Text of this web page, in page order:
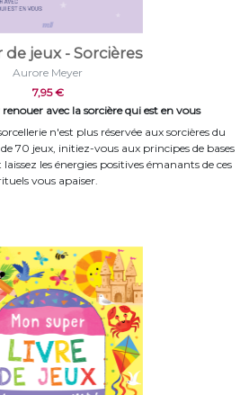
de jeux - Sorcières
Aurore Meyer
7,95 €
avec la sorcière qui est en vous
n'est plus réservée aux sorcières du
70 jeux, initiez-vous aux principes de bases
les énergies positives émanants de ces
vous apaiser.